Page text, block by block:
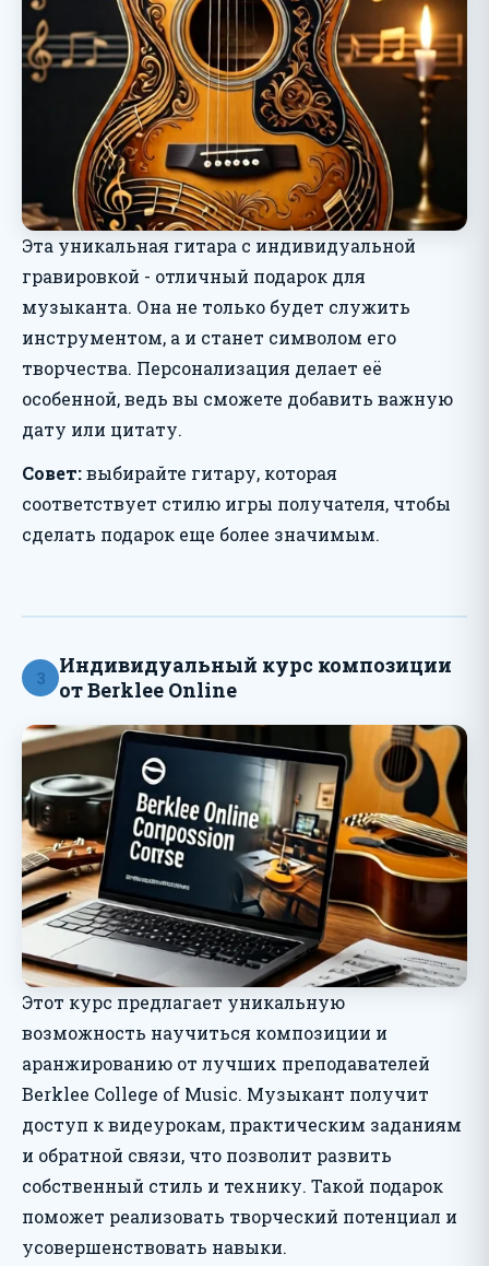
Эта уникальная гитара с индивидуальной
гравировкой - отличный подарок для
музыканта. Она не только будет служить
инструментом, а и станет символом его
творчества. Персонализация делает её
особенной, ведь вы сможете добавить важную
дату или цитату.
Совет:выбирайте гитару, которая
соответствует стилю игры получателя, чтобы
сделать подарок еще более значимым.
3
Индивидуальный курс композиции
от Berklee Online
Этот курс предлагает уникальную
возможность научиться композиции и
аранжированию от лучших преподавателей
Berklee College of Music. Музыкант получит
доступ к видеурокам, практическим заданиям
и обратной связи, что позволит развить
собственный стиль и технику. Такой подарок
поможет реализовать творческий потенциал и
усовершенствовать навыки.